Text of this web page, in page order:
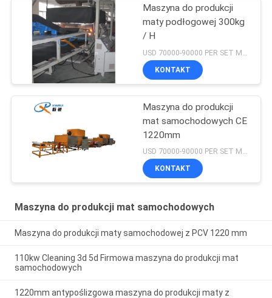
Maszyna do produkcji
maty podłogowej 300kg
/ H
KONTAKT
Maszyna do produkcji
mat samochodowych CE
1220mm
USD 70000-90000 PER SET MOQ:1 zestaw
KONTAKT
Maszyna do produkcji mat samochodowych
Maszyna do produkcji maty samochodowej z PCV 1220 mm
110kw Cleaning 3d 5d Firmowa maszyna do produkcji mat
samochodowych
1220mm antypoślizgowa maszyna do produkcji maty z